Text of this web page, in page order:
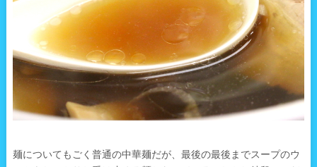
麺についてもごく普通の中華麺だが、最後の最後までスープのウ